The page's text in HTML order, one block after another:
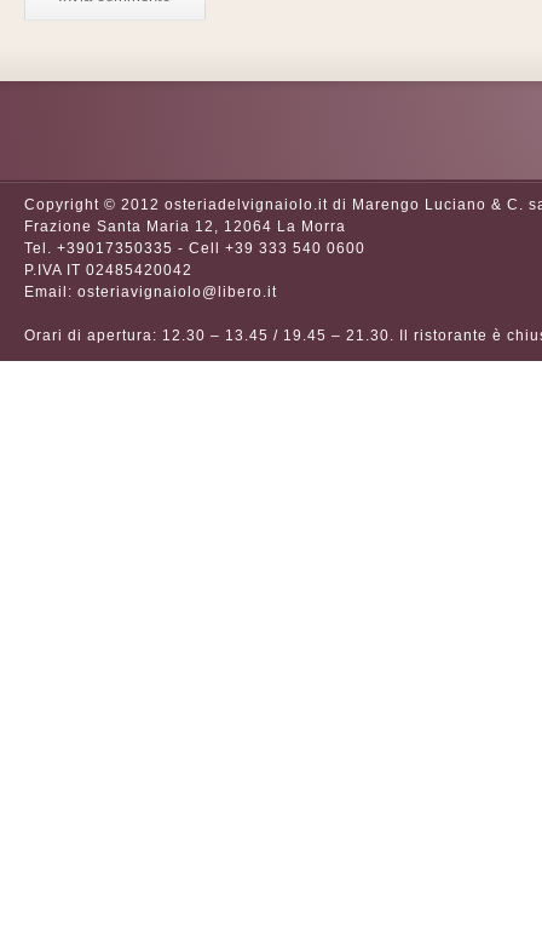
Copyright © 2012 osteriadelvignaiolo.it di Marengo Luciano & C.
Frazione Santa Maria 12, 12064 La Morra
Tel. +39017350335 - Cell +39 333 540 0600
P.IVA IT 02485420042
Email: osteriavignaiolo@libero.it
Orari di apertura: 12.30 – 13.45 / 19.45 – 21.30. Il ristorante è